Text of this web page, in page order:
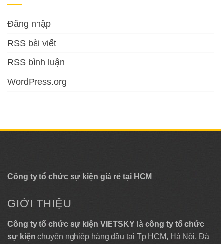
Đăng nhập
RSS bài viết
RSS bình luận
WordPress.org
Công ty tổ chức sự kiện giá rẻ tại HCM
GIỚI THIỆU
Công ty tổ chức sự kiện VIETSKY là công ty tổ chức
sự kiện chuyên nghiệp hàng đầu tại Tp.HCM, Hà Nội, Đà